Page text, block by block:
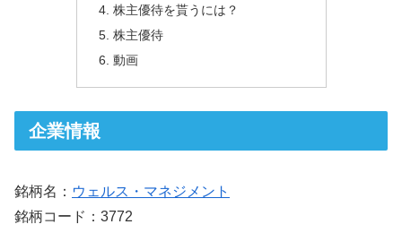
株主優待を貰うには？
株主優待
動画
企業情報
銘柄名： ウェルス・マネジメント
銘柄コード：3772